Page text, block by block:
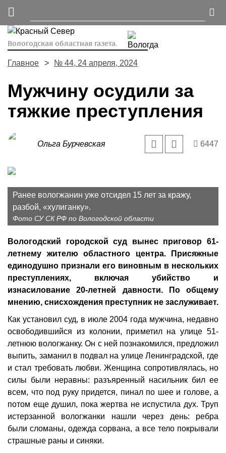
Вологодская областная газета.
Главное № 44, 24 апреля, 2024
Мужчину осудили за
тяжкие преступления
Ольга Бурчевская 6447
Ранее вологжанин уже отсидел 15 лет за кражу,
разбой, «хулиганку».
Фото СУ СК РФ по Вологодской области
Вологодский городской суд вынес приговор 61-
летнему жителю областного центра. Присяжные
единодушно признали его виновным в нескольких
преступлениях, включая убийство и
изнасилование 20-летней давности. По общему
мнению, снисхождения преступник не заслуживает.
Как установил суд, в июле 2004 года мужчина, недавно
освободившийся из колонии, приметил на улице 51-
летнюю вологжанку. Он с ней познакомился, предложил
выпить, заманил в подвал на улице Ленинградской, где
и стал требовать любви. Женщина сопротивлялась, но
силы были неравны: разъяренный насильник бил ее
всем, что под руку придется, пинал по шее и голове, а
потом еще душил, пока жертва не испустила дух. Труп
истерзанной вологжанки нашли через день: ребра
были сломаны, одежда сорвана, а все тело покрывали
страшные раны и синяки.